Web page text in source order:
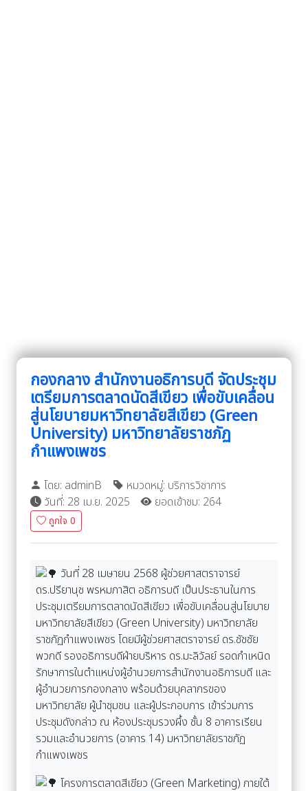
กองกลาง สำนักงานอธิการบดี จัดประชุม
เตรียมการตลาดนัดสีเขียว เพื่อขับเคลื่อน
สู่นโยบายมหาวิทยาลัยสีเขียว (Green
University) มหาวิทยาลัยราชภัฏ
กำแพงเพชร
โดย: adminB
หมวดหมู่: บริการวิชาการ
วันที่: 28 เม.ย. 2025
ยอดเข้าชม: 264
ถูกใจ 0
วันที่ 28 เมษายน 2568 ผู้ช่วยศาสตราจารย์
ดร.ปรียานุช พรหมภาสิต อธิการบดี เป็นประธานในการ
ประชุมเตรียมการตลาดนัดสีเขียว เพื่อขับเคลื่อนสู่นโยบาย
มหาวิทยาลัยสีเขียว (Green University) มหาวิทยาลัย
ราชภัฏกำแพงเพชร โดยมีผู้ช่วยศาสตราจารย์ ดร.ชัชชัย
พวกดี รองอธิการบดีฝ่ายบริหาร ดร.มะลิวัลย์ รอดกำเหนิด
รักษาการในตำแหน่งผู้อำนวยการสำนักงานอธิการบดี และ
ผู้อำนวยการกองกลาง พร้อมด้วยบุคลากรของ
มหาวิทยาลัย ผู้นำชุมชน และผู้ประกอบการ เข้าร่วมการ
ประชุมดังกล่าว ณ ห้องประชุมรวงผึ้ง ชั้น 8 อาคารเรียน
รวมและอำนวยการ (อาคาร 14) มหาวิทยาลัยราชภัฏ
กำแพงเพชร
โครงการตลาดสีเขียว (Green Marketing) ภายใต้